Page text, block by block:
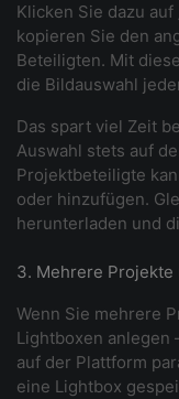
Klicken Sie dazu
kopieren Sie den
Beteiligten. Mit
die Bildauswahl
Das spart viel Zeit
Auswahl stets auf
Projektbeteiligte
oder hinzufügen.
herunterladen und
3. Mehrere
Wenn Sie mehrere
Lightboxen anlegen
auf der Plattform
eine Lightbox